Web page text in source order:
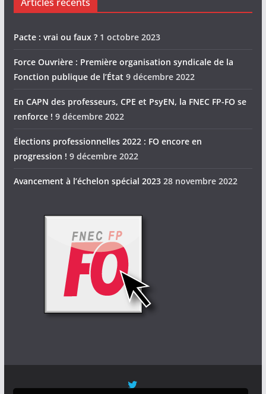
Pacte : vrai ou faux ? 1 octobre 2023
Force Ouvrière : Première organisation syndicale de la
Fonction publique de l’État 9 décembre 2022
En CAPN des professeurs, CPE et PsyEN, la FNEC FP-FO se
renforce ! 9 décembre 2022
Élections professionnelles 2022 : FO encore en
progression ! 9 décembre 2022
Avancement à l’échelon spécial 2023 28 novembre 2022